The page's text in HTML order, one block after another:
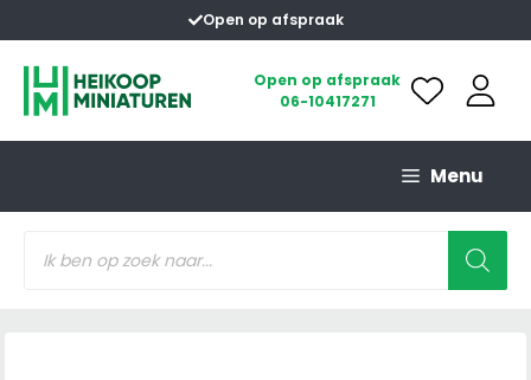
naar
inhoud
Open op afspraak
Open op afspraak
06-10417271
Menu
zoeken